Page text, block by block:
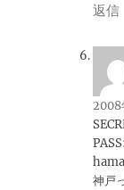
返信
2008
PASS:
神戸